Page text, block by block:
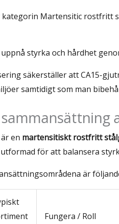
kategorin Martensitic rostfritt
styrka och hårdhet
säkerställer att CA15-
samtidigt som man
en martensitiskt rostfritt
för att balansera
är
Fungera / Roll